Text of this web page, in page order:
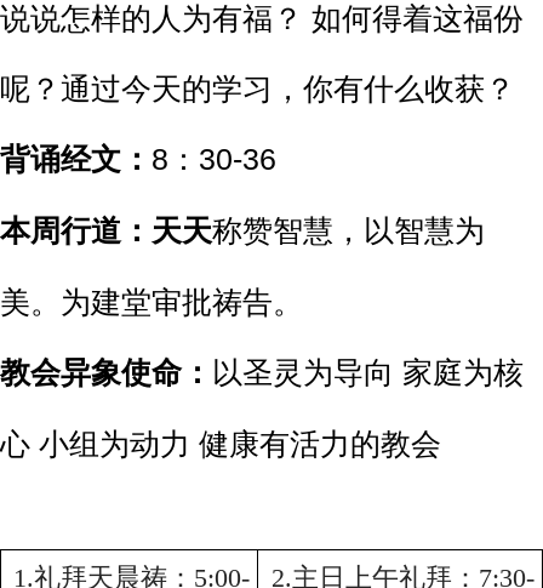
说说怎样的人为有福？ 如何得着这福份
呢？通过今天的学习，你有什么收获？
背诵经文： 8 ：30-36
本周行道：天天称赞智慧，以智慧为
美。 为建堂审批祷告。
教会异象使命： 以圣灵为导向 家庭为核
心 小组为动力 健康有活力的教会
1.礼拜天晨祷： 5:00- 2.主日上午礼拜： 7:30-